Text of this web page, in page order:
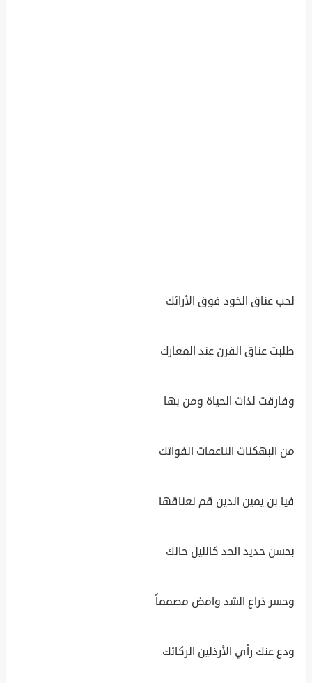
لحب عناق الخود فوق الأرائك
طلبت عناق القرن عند المعارك
وفارقت لذات الحياة ومن بها
من البهكنات الناعمات الفواتك
فيا بن يمين الدين قم لعناقها
بحسن حديد الحد كالليل حالك
وحسر ذراع الشد وامض مصمماً
ودع عنك رأي الأرذلين الركائك